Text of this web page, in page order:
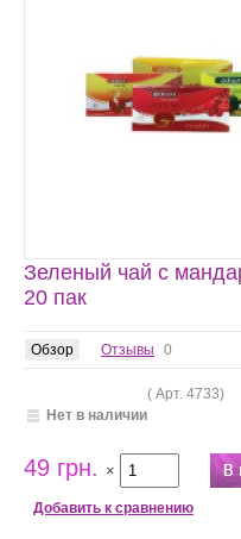
Зеленый чай с
20 пак
Обзор Отзывы 0
( Арт. 4733)
Нет в наличии
49 грн. ×
Добавить к сравнению